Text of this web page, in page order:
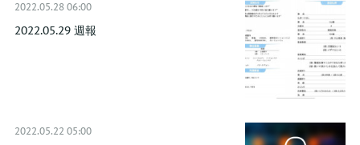
2022.05.28 06:00
2022.05.29 週報
2022.05.22 05:00